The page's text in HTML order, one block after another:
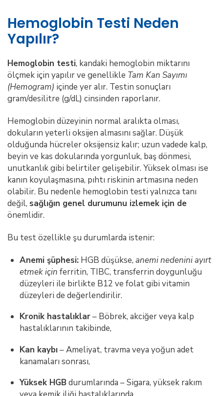
Hemoglobin Testi Neden
Yapılır?
Hemoglobin testi, kandaki hemoglobin miktarını
ölçmek için yapılır ve genellikle Tam Kan Sayımı
(Hemogram) içinde yer alır. Testin sonuçları
gram/desilitre (g/dL) cinsinden raporlanır.
Hemoglobin düzeyinin normal aralıkta olması,
dokuların yeterli oksijen almasını sağlar. Düşük
olduğunda hücreler oksijensiz kalır; uzun vadede kalp,
beyin ve kas dokularında yorgunluk, baş dönmesi,
unutkanlık gibi belirtiler gelişebilir. Yüksek olması ise
kanın koyulaşmasına, pıhtı riskinin artmasına neden
olabilir. Bu nedenle hemoglobin testi yalnızca tanı
değil, sağlığın genel durumunu izlemek için de
önemlidir.
Bu test özellikle şu durumlarda istenir:
Anemi şüphesi: HGB düşükse, anemi nedenini ayırt
etmek için ferritin, TIBC, transferrin doygunluğu
düzeyleri ile birlikte B12 ve folat gibi vitamin
düzeyleri de değerlendirilir.
Kronik hastalıklar– Böbrek, akciğer veya kalp
hastalıklarının takibinde,
Kan kaybı– Ameliyat, travma veya yoğun adet
kanamaları sonrası,
Yüksek HGB durumlarında – Sigara, yüksek rakım